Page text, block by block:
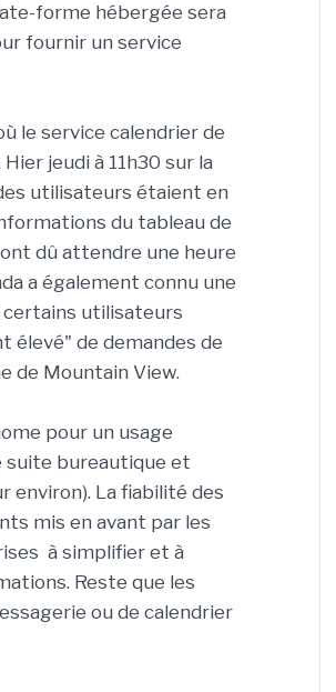
forme hébergée sera
fournir un service
le service calendrier de
jeudi à 11h30 sur la
utilisateurs étaient en
du tableau de
dû attendre une heure
a également connu une
utilisateurs
élevé" de demandes de
de Mountain View.
pour un usage
suite bureautique et
environ). La fiabilité des
mis en avant par les
à simplifier et à
Reste que les
ou de calendrier